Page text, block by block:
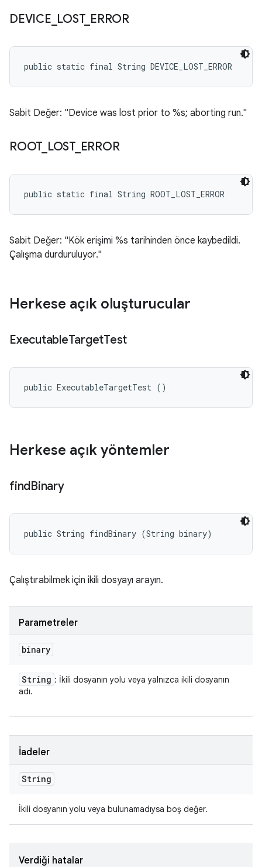
DEVICE LOST_ ERROR
public static final String DEVICE_LOST_ERROR
Sabit Değer: "Device was lost prior to %s; aborting run."
ROOT_ LOST_ ERROR
public static final String ROOT_LOST_ERROR
Sabit Değer: "Kök erişimi %s tarihinden önce kaybedildi.
Çalışma durduruluyor."
Herkese açık oluşturucular
ExecutableTargetTest
public ExecutableTargetTest ()
Herkese açık yöntemler
findBinary
public String findBinary (String binary)
Çalıştırabilmek için ikili dosyayı arayın.
Parametreler
binary
String : İkili dosyanın yolu veya yalnızca ikili dosyanın
adı.
İadeler
String
İkili dosyanın yolu veya bulunamadıysa boş değer.
Verdiği hatalar